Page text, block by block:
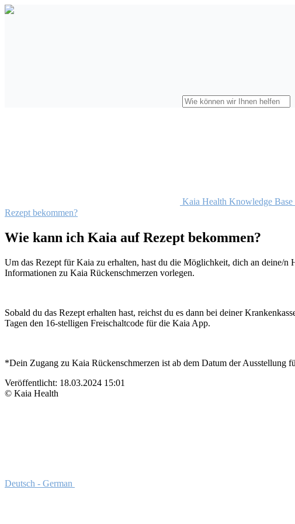
Kaia Health Knowledge Base
Rezept bekommen?
Wie kann ich Kaia auf Rezept bekommen?
Um das Rezept für Kaia zu erhalten, hast du die Möglichkeit, dich an deine/
Informationen zu Kaia Rückenschmerzen vorlegen.
Sobald du das Rezept erhalten hast, reichst du es dann bei deiner
Tagen den 16-stelligen Freischaltcode für die Kaia App.
*Dein Zugang zu Kaia Rückenschmerzen ist ab dem Datum der Ausstellung
Veröffentlicht: 18.03.2024 15:01
© Kaia Health
Deutsch - German